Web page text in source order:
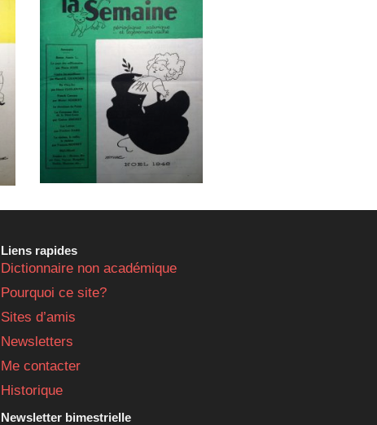
Liens rapides
Dictionnaire non académique
Pourquoi ce site?
Sites d’amis
Newsletters
Me contacter
Historique
Newsletter bimestrielle